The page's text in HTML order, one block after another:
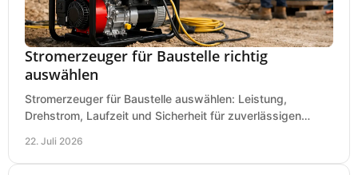
Stromerzeuger für Baustelle richtig
auswählen
Stromerzeuger für Baustelle auswählen: Leistung,
Drehstrom, Laufzeit und Sicherheit für zuverlässigen
22. Juli 2026